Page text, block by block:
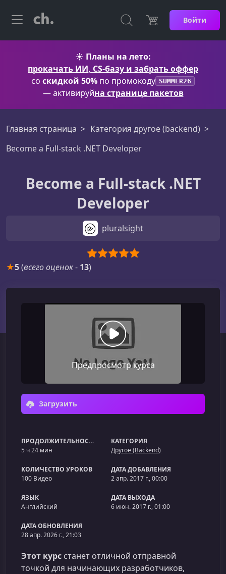
Войти
☀️ Планы на лето:
прокачать ИИ, CS-базу и забрать оффер
со скидкой 50% по промокоду SUMMER26
— активируйна странице пакетов
Главная страница
Категория другое (backend)
Become a Full-stack .NET Developer
Become a Full-stack .NET
Developer
pluralsight
★5(всего оценок- 13)
Предпросмотр курса
Загрузить
ПРОДОЛЖИТЕЛЬНОСТЬ
5 ч 24 мин
КАТЕГОРИЯ
Другое (Backend)
КОЛИЧЕСТВО УРОКОВ
100 Видео
ДАТА ДОБАВЛЕНИЯ
2 апр. 2017 г., 00:00
ЯЗЫК
Английский
ДАТА ВЫХОДА
6 июн. 2017 г., 01:00
ДАТА ОБНОВЛЕНИЯ
28 апр. 2026 г., 21:03
Этот курс станет отличной отправной
точкой для начинающих разработчиков,